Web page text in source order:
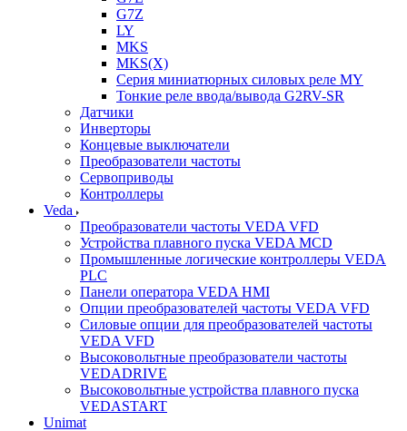
G7Z
LY
MKS
MKS(X)
Серия миниатюрных силовых реле MY
Тонкие реле ввода/вывода G2RV-SR
Датчики
Инверторы
Концевые выключатели
Преобразователи частоты
Сервоприводы
Контроллеры
Veda
Преобразователи частоты VEDA VFD
Устройства плавного пуска VEDA MCD
Промышленные логические контроллеры VEDA
PLC
Панели оператора VEDA HMI
Опции преобразователей частоты VEDA VFD
Силовые опции для преобразователей частоты
VEDA VFD
Высоковольтные преобразователи частоты
VEDADRIVE
Высоковольтные устройства плавного пуска
VEDASTART
Unimat